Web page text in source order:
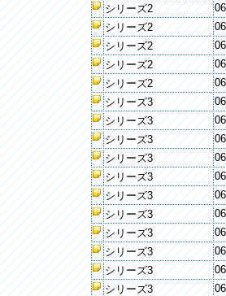
シリーズ2
シリーズ2
シリーズ2
シリーズ2
シリーズ2
シリーズ3
シリーズ3
シリーズ3
シリーズ3
シリーズ3
シリーズ3
シリーズ3
シリーズ3
シリーズ3
シリーズ3
シリーズ3